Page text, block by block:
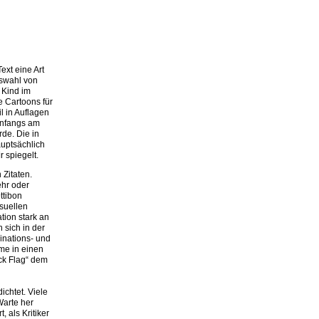
eine Art
von
im
Cartoons für
in Auflagen
am
Die in
spiegelt.
Zitaten.
oder
stark an
sich in der
und
in einen
Flag“ dem
Viele
her
als Kritiker